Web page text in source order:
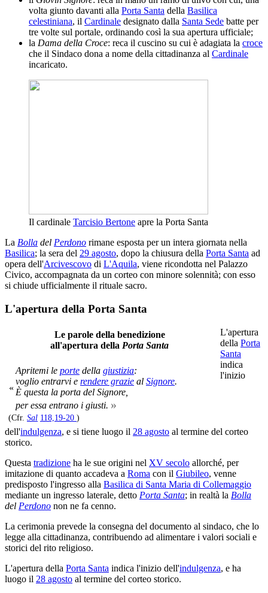
volta giunto davanti alla Porta Santa della Basilica
celestiniana, il Cardinale designato dalla Santa Sede batte per
tre volte sul portale, ordinando così la sua apertura ufficiale;
la Dama della Croce: reca il cuscino su cui è adagiata la croce
che il Sindaco dona a nome della cittadinanza al Cardinale
incaricato.
Il cardinale Tarcisio Bertone apre la Porta Santa
La Bolla del Perdono rimane esposta per un intera giornata nella
Basilica; la sera del 29 agosto, dopo la chiusura della Porta Santa ad
opera dell'Arcivescovo di L'Aquila, viene ricondotta nel Palazzo
Civico, accompagnata da un corteo con minore solennità; con esso
si chiude ufficialmente il rituale sacro.
L'apertura della Porta Santa
Le parole della benedizione
all'apertura della Porta Santa
«
Apritemi le porte della giustizia:
voglio entrarvi e rendere grazie al Signore.
È questa la porta del Signore,
per essa entrano i giusti. »
(Cfr. Sal 118,19-20 )
L'apertura
della Porta
Santa
indica
l'inizio
dell'indulgenza, e si tiene luogo il 28 agosto al termine del corteo
storico.
Questa tradizione ha le sue origini nel XV secolo allorché, per
imitazione di quanto accadeva a Roma con il Giubileo, venne
predisposto l'ingresso alla Basilica di Santa Maria di Collemaggio
mediante un ingresso laterale, detto Porta Santa; in realtà la Bolla
del Perdono non ne fa cenno.
La cerimonia prevede la consegna del documento al sindaco, che lo
legge alla cittadinanza, contribuendo ad alimentare i valori sociali e
storici del rito religioso.
L'apertura della Porta Santa indica l'inizio dell'indulgenza, e ha
luogo il 28 agosto al termine del corteo storico.